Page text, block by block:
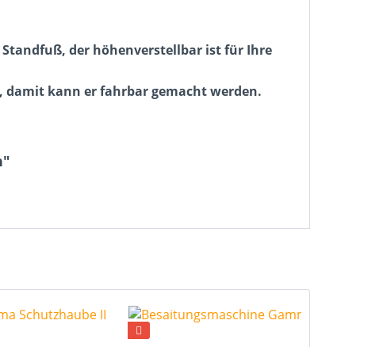
Standfuß, der höhenverstellbar ist für Ihre
damit kann er fahrbar gemacht werden.